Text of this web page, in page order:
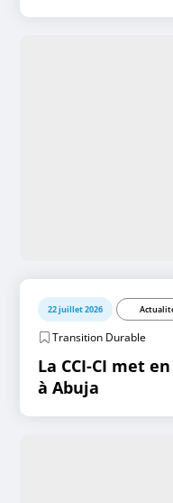
22 juillet 2026
Transition Durable
La CCI-CI met
à Abuja